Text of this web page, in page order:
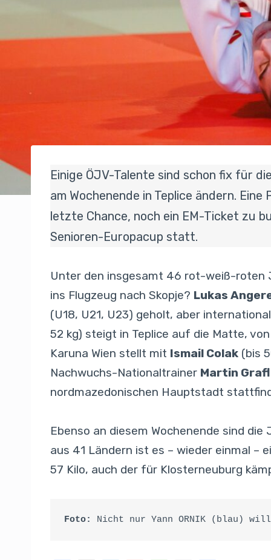
Einige ÖJV-Talente sind schon fix für
am Wochenende in Teplice ändern.
letzte Chance, noch ein EM-Ticket zu
Senioren-Europacup statt.
Unter den insgesamt 46 rot-weiß-roten
ins Flugzeug nach Skopje? Lukas
(U18, U21, U23) geholt, aber
52 kg) steigt in Teplice auf die Matte,
Karuna Wien stellt mit Ismail Colak (bis
Nachwuchs-Nationaltrainer Martin Grafl
nordmazedonischen Hauptstadt
Ebenso an diesem Wochenende sind
aus 41 Ländern ist es – wieder einmal –
57 Kilo, auch der für Klosterneuburg
Foto: Nicht nur Yann ORNIK (blau)